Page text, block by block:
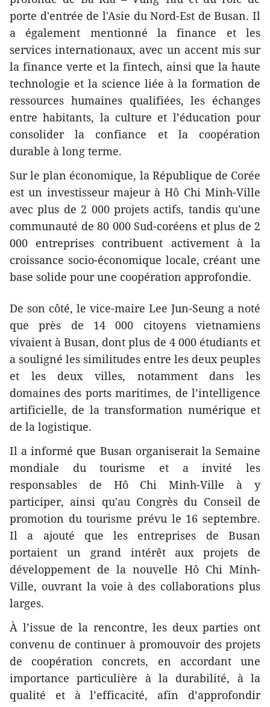
porte d'entrée de l'Asie du Nord-Est de Busan. Il
a également mentionné la finance et les
services internationaux, avec un accent mis sur
la finance verte et la fintech, ainsi que la haute
technologie et la science liée à la formation de
ressources humaines qualifiées, les échanges
entre habitants, la culture et l’éducation pour
consolider la confiance et la coopération
durable à long terme.
Sur le plan économique, la République de Corée
est un investisseur majeur à Hô Chi Minh-Ville
avec plus de 2 000 projets actifs, tandis qu'une
communauté de 80 000 Sud-coréens et plus de 2
000 entreprises contribuent activement à la
croissance socio-économique locale, créant une
base solide pour une coopération approfondie.
De son côté, le vice-maire Lee Jun-Seung a noté
que près de 14 000 citoyens vietnamiens
vivaient à Busan, dont plus de 4 000 étudiants et
a souligné les similitudes entre les deux peuples
et les deux villes, notamment dans les
domaines des ports maritimes, de l’intelligence
artificielle, de la transformation numérique et
de la logistique.
Il a informé que Busan organiserait la Semaine
mondiale du tourisme et a invité les
responsables de Hô Chi Minh-Ville à y
participer, ainsi qu'au Congrès du Conseil de
promotion du tourisme prévu le 16 septembre.
Il a ajouté que les entreprises de Busan
portaient un grand intérêt aux projets de
développement de la nouvelle Hô Chi Minh-
Ville, ouvrant la voie à des collaborations plus
larges.
À l’issue de la rencontre, les deux parties ont
convenu de continuer à promouvoir des projets
de coopération concrets, en accordant une
importance particulière à la durabilité, à la
qualité et à l’efficacité, afin d’approfondir